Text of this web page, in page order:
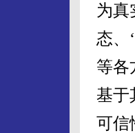
为真
态、
等各
基于
可信